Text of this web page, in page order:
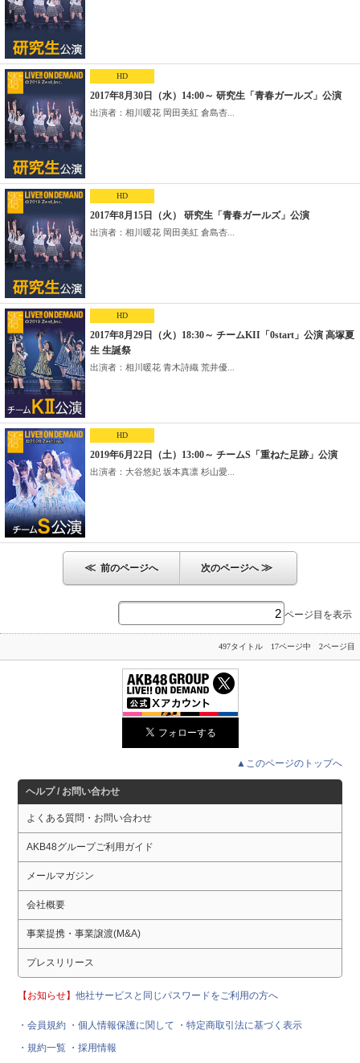
HD
2017年8月30日（水）14:00～ 研究生「青春ガールズ」公演
出演者：相川暖花 岡田美紅 倉島杏...
HD
2017年8月15日（火） 研究生「青春ガールズ」公演
出演者：相川暖花 岡田美紅 倉島杏...
HD
2017年8月29日（火）18:30～ チームKII「0start」公演 高塚夏
生 生誕祭
出演者：相川暖花 青木詩織 荒井優...
HD
2019年6月22日（土）13:00～ チームS「重ねた足跡」公演
出演者：大谷悠妃 坂本真凛 杉山愛...
≪ 前のページへ 次のページへ≫
ページ目を表示
497タイトル 17ページ中 2ページ目
▲このページのトップへ
ヘルプ / お問い合わせ
よくある質問・お問い合わせ
AKB48グループご利用ガイド
メールマガジン
会社概要
事業提携・事業譲渡(M&A)
プレスリリース
【お知らせ】他社サービスと同じパスワードをご利用の方へ
・会員規約 ・個人情報保護に関して
・特定商取引法に基づく表示
・規約一覧 ・採用情報